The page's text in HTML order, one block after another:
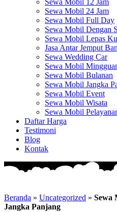
Sewa Mobil 12 Jam
Sewa Mobil 24 Jam
Sewa Mobil Full Day
Sewa Mobil Dengan
Sewa Mobil Lepas
Jasa Antar Jemput
Sewa Wedding Car
Sewa Mobil
Sewa Mobil Bulanan
Sewa Mobil Jangka
Sewa Mobil Event
Sewa Mobil Wisata
Sewa Mobil
Daftar Harga
Testimoni
Blog
Kontak
Beranda » Uncategorized » Sewa
Jangka Panjang